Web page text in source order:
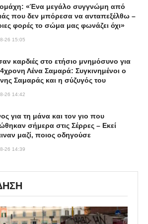
«Ένα μεγάλο συγγνώμη από
που δεν μπόρεσα να ανταπεξέλθω –
φορές το σώμα μας φωνάζει όχι»
26 15:05
καρδιές στο ετήσιο μνημόσυνο για
Λένα Σαμαρά: Συγκινημένοι ο
Σαμαράς και η σύζυγός του
26 14:42
για τη μάνα και τον γιο που
σήμερα στις Σέρρες – Εκεί
μαζί, ποιος οδηγούσε
26 14:39